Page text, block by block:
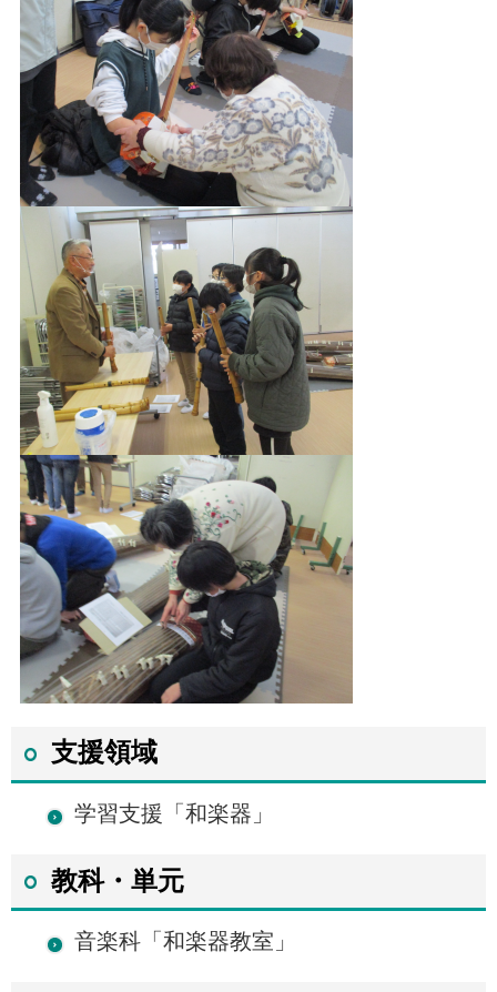
支援領域
学習支援「和楽器」
教科・単元
音楽科「和楽器教室」